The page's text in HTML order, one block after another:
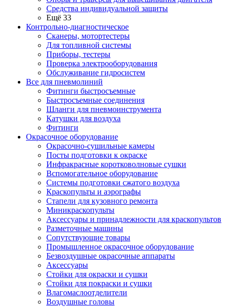
Средства индивидуальной защиты
Ещё 33
Контрольно-диагностическое
Сканеры, мотортестеры
Для топливной системы
Приборы, тестеры
Проверка электрооборудования
Обслуживание гидросистем
Все для пневмолиний
Фитинги быстросъемные
Быстросъемные соединения
Шланги для пневмоинструмента
Катушки для воздуха
Фитинги
Окрасочное оборудование
Окрасочно-сушильные камеры
Посты подготовки к окраске
Инфракрасные коротковолновые сушки
Вспомогательное оборудование
Системы подготовки сжатого воздуха
Краскопульты и аэрографы
Стапели для кузовного ремонта
Миникраскопульты
Аксессуары и принадлежности для краскопультов
Разметочные машины
Сопутствующие товары
Промышленное окрасочное оборудование
Безвоздушные окрасочные аппараты
Аксессуары
Стойки для окраски и сушки
Стойки для покраски и сушки
Влагомаслоотделители
Воздушные головы